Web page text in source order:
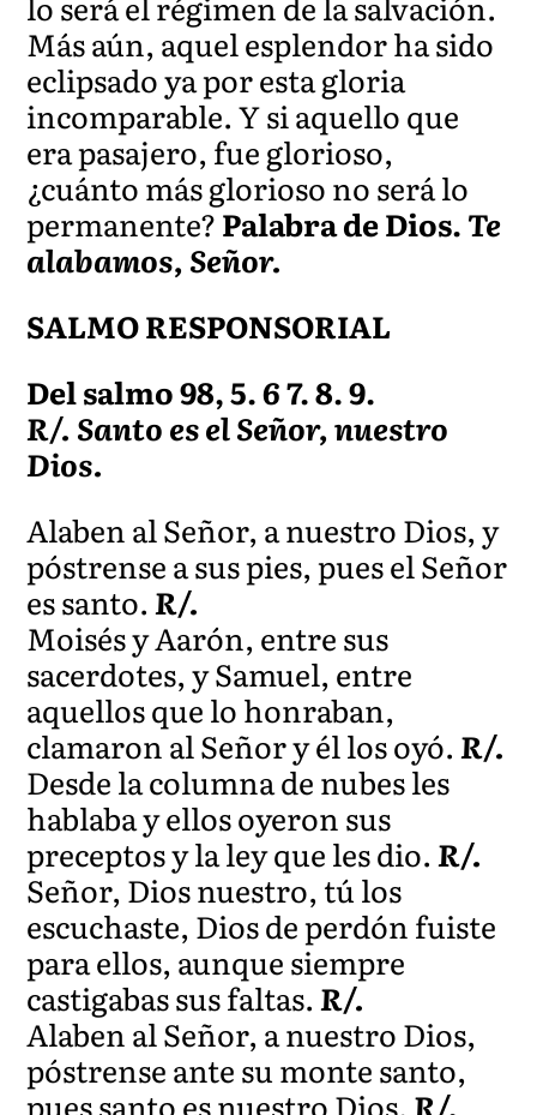
Más aún, aquel esplendor ha sido
eclipsado ya por esta gloria
incomparable. Y si aquello que
era pasajero, fue glorioso,
¿cuánto más glorioso no será lo
permanente?Palabra de Dios.Te
alabamos, Señor.
SALMO RESPONSORIAL
Del salmo 98, 5. 6 7. 8. 9.
R/. Santo es el Señor, nuestro
Dios.
Alaben al Señor, a nuestro Dios, y
póstrense a sus pies, pues el Señor
es santo.R/.
Moisés y Aarón, entre sus
sacerdotes, y Samuel, entre
aquellos que lo honraban,
clamaron al Señor y él los oyó.R/.
Desde la columna de nubes les
hablaba y ellos oyeron sus
preceptos y la ley que les dio.R/.
Señor, Dios nuestro, tú los
escuchaste, Dios de perdón fuiste
para ellos, aunque siempre
castigabas sus faltas.R/.
Alaben al Señor, a nuestro Dios,
póstrense ante su monte santo,
pues santo es nuestro Dios.R/.